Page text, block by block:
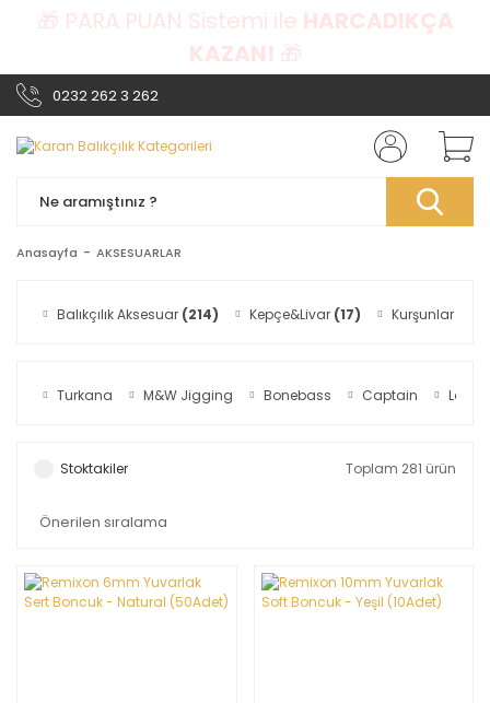
🎁 PARA PUAN Sistemi ile HARCADIKÇA
KAZAN! 🎁
0232 262 3 262
Anasayfa AKSESUARLAR
Balıkçılık Aksesuar (214) Kepçe&Livar (17) Kurşunlar
Turkana M&W Jigging Bonebass Captain Lotus
Stoktakiler Toplam 281 ürün